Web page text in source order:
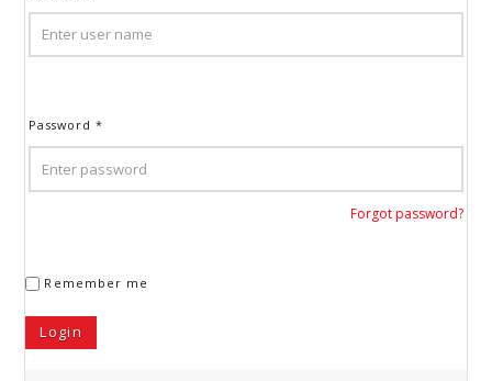
Password*
Forgot password?
Remember me